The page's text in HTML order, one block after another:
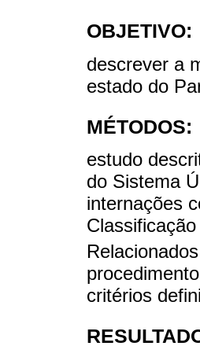
OBJETIVO:
descrever a
estado do
MÉTODOS:
estudo
do Sistema
internações
critérios